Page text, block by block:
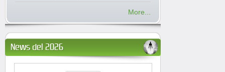
More...
News del 2026